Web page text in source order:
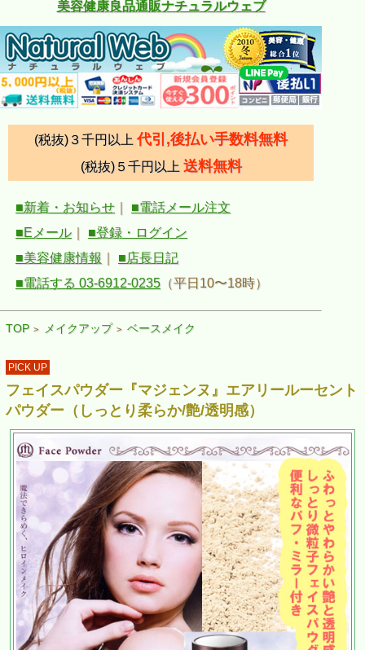
美容健康良品通販ナチュラルウェブ
(税抜)３千円以上 代引,後払い手数料無料
(税抜)５千円以上 送料無料
■新着・お知らせ
■電話メール注文
■Eメール
■登録・ログイン
■美容健康情報
■店長日記
■電話する 03-6912-0235 （平日10〜18時）
TOP > メイクアップ > ベースメイク
PICK UP
フェイスパウダー『マジェンヌ』エアリールーセント
パウダー（しっとり柔らか/艶/透明感）